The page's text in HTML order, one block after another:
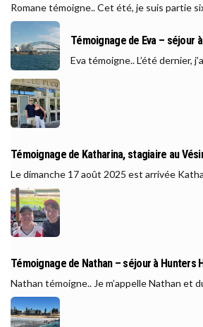
Romane témoigne.. Cet été, je suis partie
Témoignage de Eva – séjour
Eva témoigne.. L’été dernier,
Témoignage de Katharina, stagiaire au
Le dimanche 17 août 2025 est arrivée
Témoignage de Nathan – séjour à Hunters
Nathan témoigne.. Je m’appelle Nathan et